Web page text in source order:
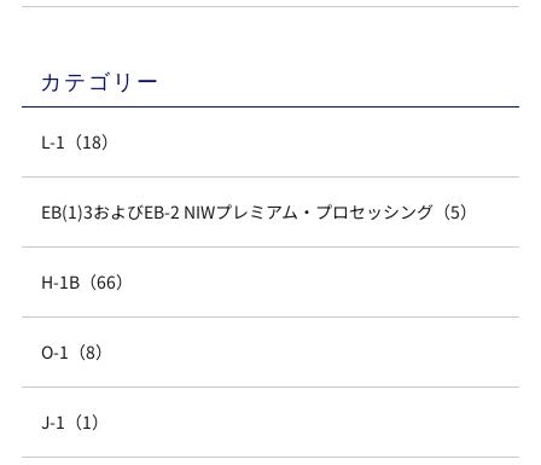
カテゴリー
L-1（18）
EB(1)3およびEB-2 NIWプレミアム・プロセッシング（5）
H-1B（66）
O-1（8）
J-1（1）